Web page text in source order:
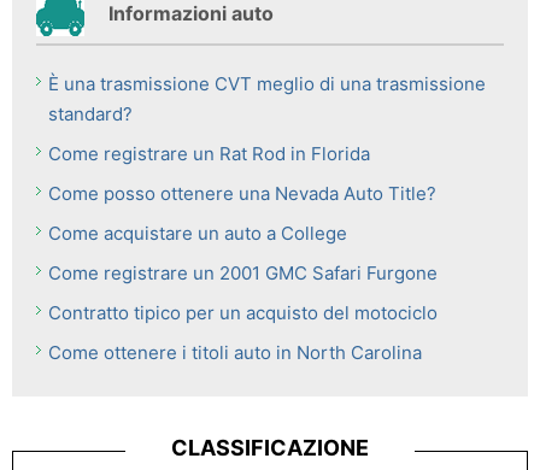
Informazioni auto
È una trasmissione CVT meglio di una trasmissione
standard?
Come registrare un Rat Rod in Florida
Come posso ottenere una Nevada Auto Title?
Come acquistare un auto a College
Come registrare un 2001 GMC Safari Furgone
Contratto tipico per un acquisto del motociclo
Come ottenere i titoli auto in North Carolina
CLASSIFICAZIONE